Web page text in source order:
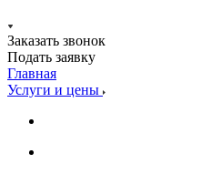
Заказать звонок
Подать заявку
Главная
Услуги и цены